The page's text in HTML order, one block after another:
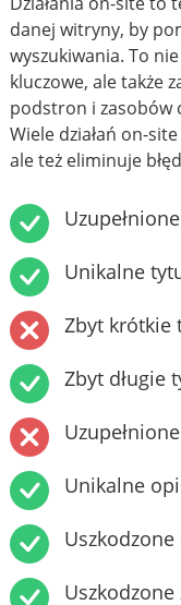
danej witryny, by
wyszukiwania. To
kluczowe, ale także
podstron i zasobów
Wiele działań on-
ale też eliminuje
Unikalne
Zbyt krótkie
Zbyt długie
Unikalne
Uszkodzone